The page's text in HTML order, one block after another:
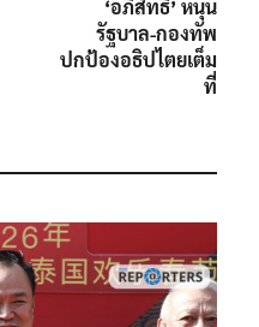
‘อภิสิทธิ์’ หนุน
รัฐบาล-กองทัพ
ปกป้องอธิปไตยเต็ม
ที่